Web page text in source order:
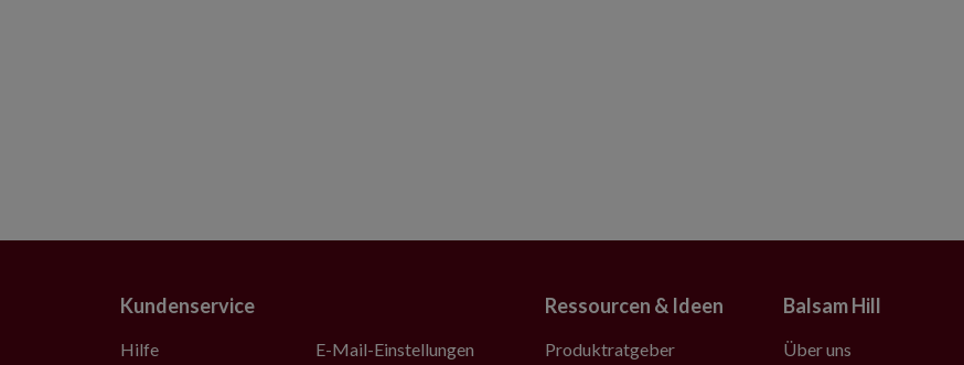
Kundenservice
Hilfe
E-Mail-Einstellungen
Ressourcen & Ideen
Produktratgeber
Balsam Hill
Über uns